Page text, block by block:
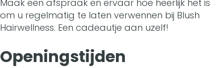
s
s
e
s
s
n
e
s
a
i
r
Maak een afspraak en ervaar hoe heerlijk het is
om u regelmatig te laten verwennen bij Blush
Hairwellness. Een cadeautje aan uzelf!
Openingstijden